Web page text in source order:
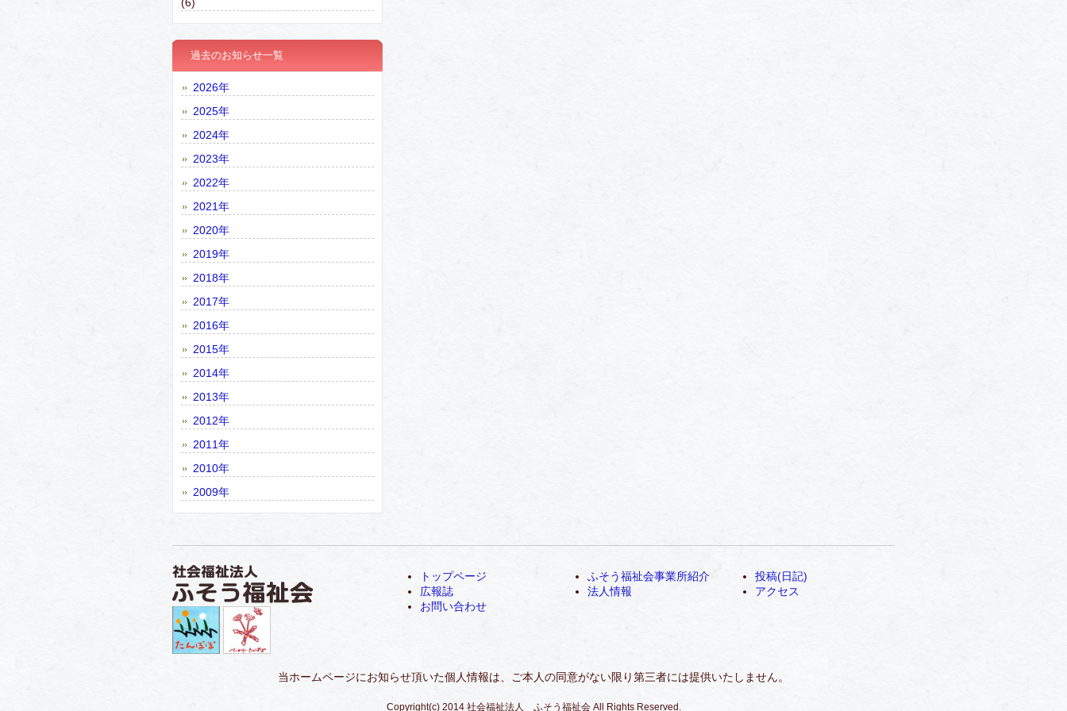
過去のお知らせ一覧
2026年
2025年
2024年
2023年
2022年
2021年
2020年
2019年
2018年
2017年
2016年
2015年
2014年
2013年
2012年
2011年
2010年
2009年
トップページ
広報誌
お問い合わせ
ふそう福祉会事業所紹介
法人情報
投稿(日記)
アクセス
当ホームページにお知らせ頂いた個人情報は、ご本人の同意がない限り第三者には提供いたしません。
Copyright(c) 2014 社会福祉法人 ふそう福祉会 All Rights Reserved.